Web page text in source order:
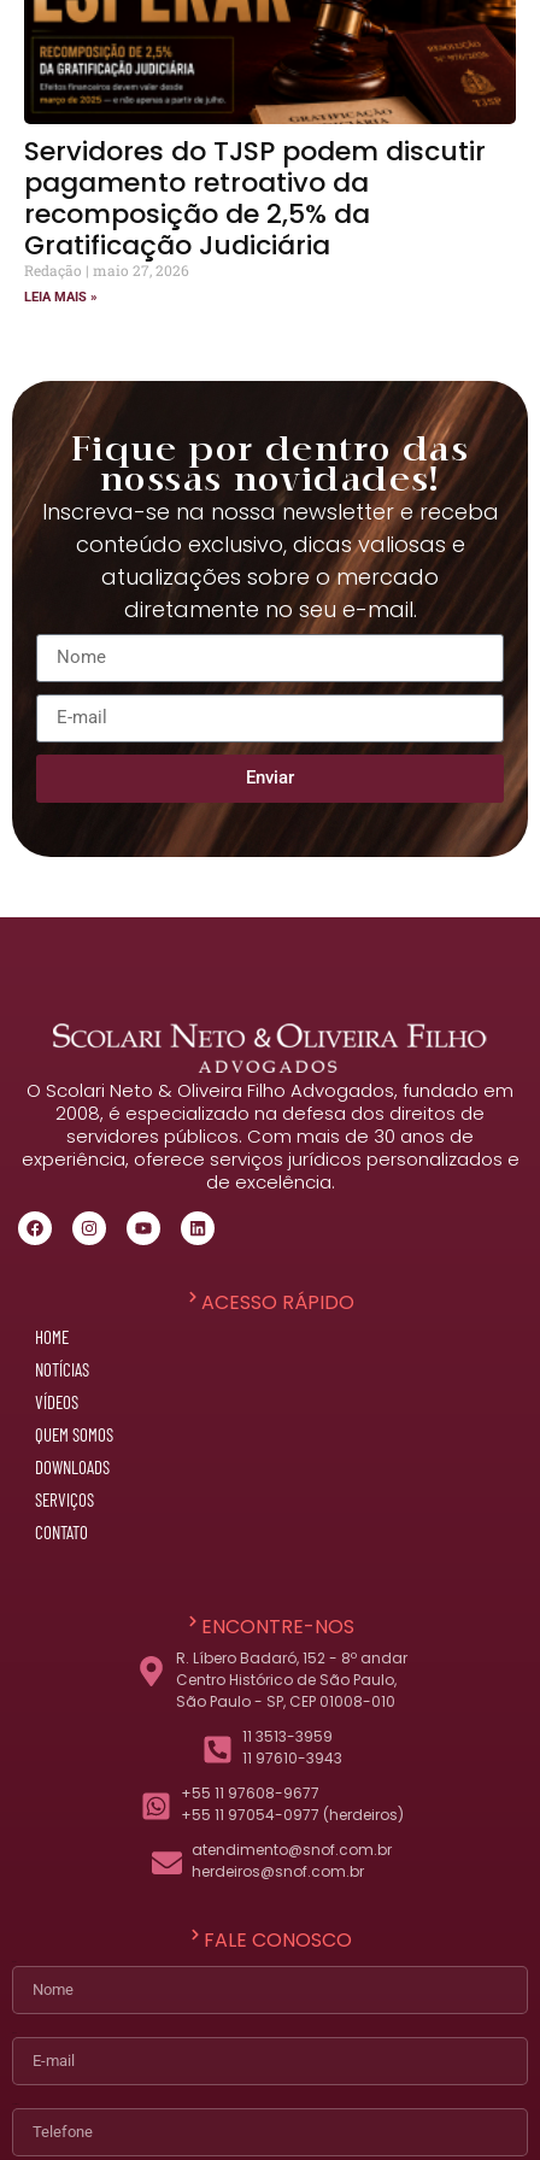
Servidores do TJSP podem discutir
pagamento retroativo da
recomposição de 2,5% da
Gratificação Judiciária
Redação maio 27, 2026
LEIA MAIS »
Fique por dentro das
nossas novidades!
Inscreva-se na nossa newsletter e receba
conteúdo exclusivo, dicas valiosas e
atualizações sobre o mercado
diretamente no seu e-mail.
Enviar
O Scolari Neto & Oliveira Filho Advogados, fundado em
2008, é especializado na defesa dos direitos de
servidores públicos. Com mais de 30 anos de
experiência, oferece serviços jurídicos personalizados e
de excelência.
ACESSO RÁPIDO
HOME
NOTÍCIAS
VÍDEOS
QUEM SOMOS
DOWNLOADS
SERVIÇOS
CONTATO
ENCONTRE-NOS
R. Líbero Badaró, 152 - 8º andar
Centro Histórico de São Paulo,
São Paulo - SP, CEP 01008-010
11 3513-3959
11 97610-3943
+55 11 97608-9677
+55 11 97054-0977 (herdeiros)
atendimento@snof.com.br
herdeiros@snof.com.br
FALE CONOSCO